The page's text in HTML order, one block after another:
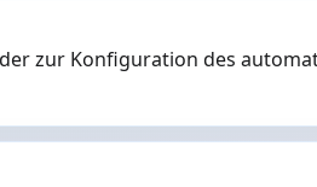
zur Konfiguration des